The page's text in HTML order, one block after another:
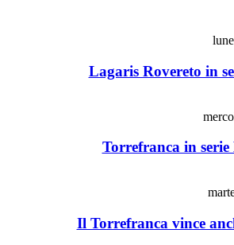
Lagaris Rovereto in
Torrefranca in
Il Torrefranca vince